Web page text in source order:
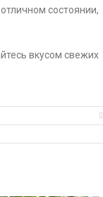
состоянии,
вкусом свежих